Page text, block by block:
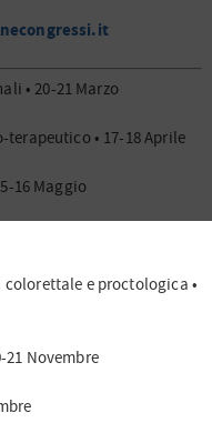
• 20-21 Marzo
• 17-18 Aprile
16 Maggio
e proctologica •
Novembre